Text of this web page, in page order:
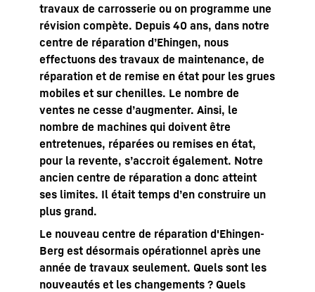
travaux de carrosserie ou on programme une
révision compète. Depuis 40 ans, dans notre
centre de réparation d’Ehingen, nous
effectuons des travaux de maintenance, de
réparation et de remise en état pour les grues
mobiles et sur chenilles. Le nombre de
ventes ne cesse d’augmenter. Ainsi, le
nombre de machines qui doivent être
entretenues, réparées ou remises en état,
pour la revente, s’accroit également. Notre
ancien centre de réparation a donc atteint
ses limites. Il était temps d’en construire un
plus grand.
Le nouveau centre de réparation d'Ehingen-
Berg est désormais opérationnel après une
année de travaux seulement. Quels sont les
nouveautés et les changements ? Quels